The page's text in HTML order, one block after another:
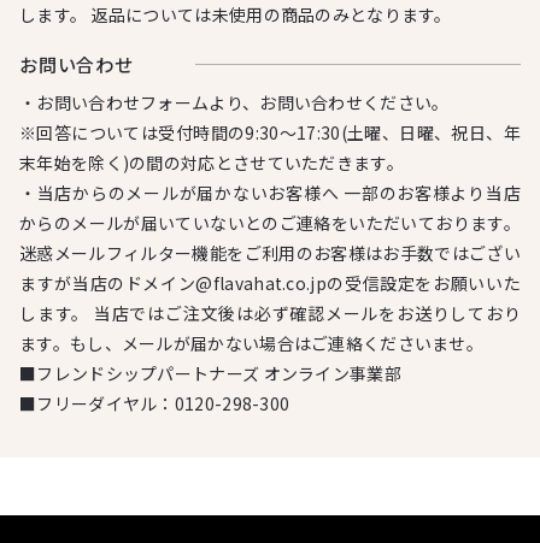
します。 返品については未使用の商品のみとなります。
お問い合わせ
・お問い合わせフォームより、お問い合わせください。
※回答については受付時間の9:30～17:30(土曜、日曜、祝日、年
末年始を除く)の間の対応とさせていただきます。
・当店からのメールが届かないお客様へ 一部のお客様より当店
からのメールが届いていないとのご連絡をいただいております。
迷惑メールフィルター機能をご利用のお客様はお手数ではござい
ますが当店のドメイン@flavahat.co.jpの受信設定をお願いいた
します。 当店ではご注文後は必ず確認メールをお送りしており
ます。もし、メールが届かない場合はご連絡くださいませ。
■フレンドシップパートナーズ オンライン事業部
■フリーダイヤル： 0120-298-300